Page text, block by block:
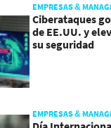
EMPRESAS &
Ciberataques
de EE.UU. y
su seguridad
EMPRESAS &